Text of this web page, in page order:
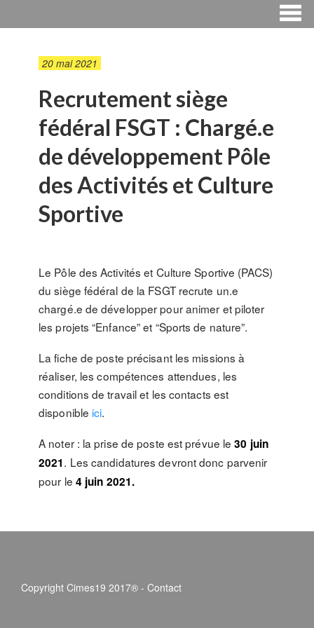
20 mai 2021
Recrutement siège
fédéral FSGT : Chargé.e
de développement Pôle
des Activités et Culture
Sportive
Le Pôle des Activités et Culture Sportive (PACS)
du siège fédéral de la FSGT recrute un.e
chargé.e de développer pour animer et piloter
les projets “Enfance” et “Sports de nature”.
La fiche de poste précisant les missions à
réaliser, les compétences attendues, les
conditions de travail et les contacts est
disponible ici.
A noter : la prise de poste est prévue le30 juin
2021. Les candidatures devront donc parvenir
pour le 4 juin 2021.
Copyright Cimes19 2017® - Contact